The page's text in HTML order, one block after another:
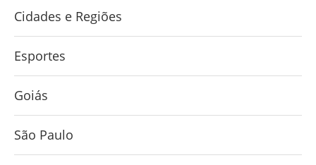
Cidades e Regiões
Esportes
Goiás
São Paulo